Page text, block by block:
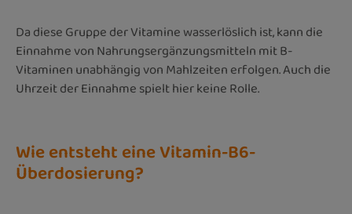
Da diese Gruppe der Vitamine wasserlöslich ist, kann die
Einnahme von Nahrungsergänzungsmitteln mit B-
Vitaminen unabhängig von Mahlzeiten erfolgen. Auch die
Uhrzeit der Einnahme spielt hier keine Rolle.
Wie entsteht eine Vitamin-B6-
Überdosierung?